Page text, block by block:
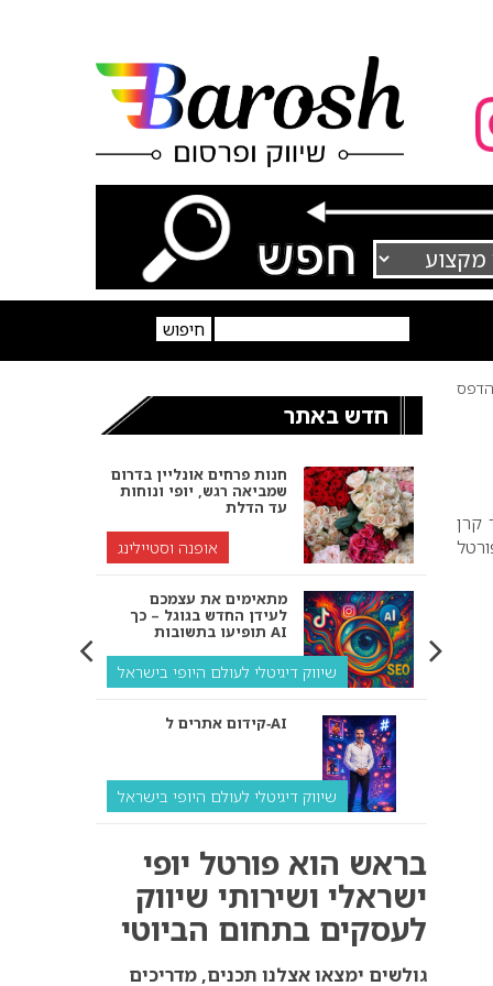
הדפס
מעצבת השיער קרן
חדש באתר
חנות פרחים אונליין בדרום
שמביאה רגש, יופי ונוחות
עד הדלת
אופנה וסטיילינג
מתאימים את עצמכם
לעידן החדש בגוגל – כך
תופיעו בתשובות AI
שיווק דיגיטלי לעולם היופי בישראל
קידום אתרים ל‑AI
שיווק דיגיטלי לעולם היופי בישראל
ולמה העסק שלך צריך
שיווק דיגיטלי לעסקים
קידום ל‑AI לעומת קידום
בראש הוא פורטל יופי
ישראלי ושירותי שיווק
לעסקים בתחום הביוטי
גולשים ימצאו אצלנו תכנים, מדריכים